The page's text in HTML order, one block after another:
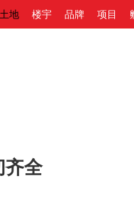
土地 楼宇 品牌 项目
齐全